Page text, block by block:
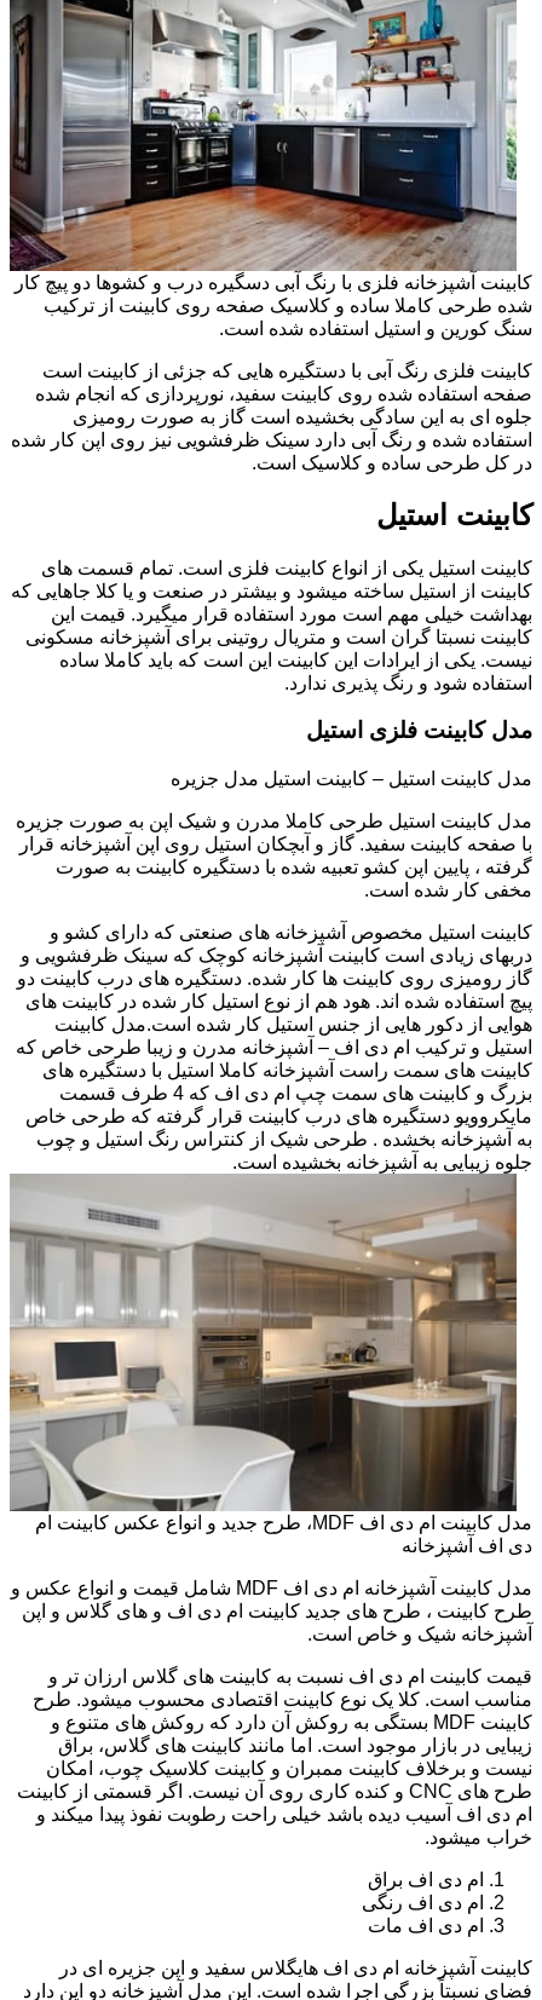
کابینت آشپزخانه فلزی با رنگ آبی دسگیره درب و کشوها دو پیچ کار
شده طرحی کاملا ساده و کلاسیک صفحه روی کابینت از ترکیب
سنگ کورین و استیل استفاده شده است.
کابینت فلزی رنگ آبی با دستگیره هایی که جزئی از کابینت است
صفحه استفاده شده روی کابینت سفید، نورپردازی که انجام شده
جلوه ای به این سادگی بخشیده است گاز به صورت رومیزی
استفاده شده و رنگ آبی دارد سینک ظرفشویی نیز روی اپن کار شده
در کل طرحی ساده و کلاسیک است.
کابینت استیل
کابینت استیل یکی از انواع کابینت فلزی است. تمام قسمت های
کابینت از استیل ساخته میشود و بیشتر در صنعت و یا کلا جاهایی که
بهداشت خیلی مهم است مورد استفاده قرار میگیرد. قیمت این
کابینت نسبتا گران است و متریال روتینی برای آشپزخانه مسکونی
نیست. یکی از ایرادات این کابینت این است که باید کاملا ساده
استفاده شود و رنگ پذیری ندارد.
مدل کابینت فلزی استیل
مدل کابینت استیل – کابینت استیل مدل جزیره
مدل کابینت استیل طرحی کاملا مدرن و شیک اپن به صورت جزیره
با صفحه کابینت سفید. گاز و آبچکان استیل روی اپن آشپزخانه قرار
گرفته ، پایین اپن کشو تعبیه شده با دستگیره کابینت به صورت
مخفی کار شده است.
کابینت استیل مخصوص آشپزخانه های صنعتی که دارای کشو و
دربهای زیادی است کابینت آشپزخانه کوچک که سینک ظرفشویی و
گاز رومیزی روی کابینت ها کار شده. دستگیره های درب کابینت دو
پیچ استفاده شده اند. هود هم از نوع استیل کار شده در کابینت های
هوایی از دکور هایی از جنس استیل کار شده است.مدل کابینت
استیل و ترکیب ام دی اف – آشپزخانه مدرن و زیبا طرحی خاص که
کابینت های سمت راست آشپزخانه کاملا استیل با دستگیره های
بزرگ و کابینت های سمت چپ ام دی اف که 4 طرف قسمت
مایکروویو دستگیره های درب کابینت قرار گرفته که طرحی خاص
به آشپزخانه بخشده . طرحی شیک از کنتراس رنگ استیل و چوب
جلوه زیبایی به آشپزخانه بخشیده است.
مدل کابینت ام دی اف MDF، طرح جدید و انواع عکس کابینت ام
دی اف آشپزخانه
مدل کابینت آشپزخانه ام دی اف MDF شامل قیمت و انواع عکس و
طرح کابینت ، طرح های جدید کابینت ام دی اف و های گلاس و اپن
آشپزخانه شیک و خاص است.
قیمت کابینت ام دی اف نسبت به کابینت های گلاس ارزان تر و
مناسب است. کلا یک نوع کابینت اقتصادی محسوب میشود. طرح
کابینت MDF بستگی به روکش آن دارد که روکش های متنوع و
زیبایی در بازار موجود است. اما مانند کابینت های گلاس، براق
نیست و برخلاف کابینت ممبران و کابینت کلاسیک چوب، امکان
طرح های CNC و کنده کاری روی آن نیست. اگر قسمتی از کابینت
ام دی اف آسیب دیده باشد خیلی راحت رطوبت نفوذ پیدا میکند و
خراب میشود.
ام دی اف براق
ام دی اف رنگی
ام دی اف مات
کابینت آشپزخانه ام دی اف هایگلاس سفید و اپن جزیره ای در
فضای نسبتاً بزرگی اجرا شده است. این مدل آشپزخانه دو اپن دارد